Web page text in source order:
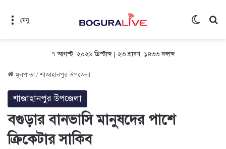
মেনু
৭ আগস্ট, ২০২৬ খ্রিস্টাব্দ| ২৩ শ্রাবণ, ১৪৩৩ বঙ্গাব্দ
মূলপাতা/শাজাহানপুর উপজেলা
শাজাহানপুর উপজেলা
বগুড়ার বানভাসি মানুষদের পাশে
ক্রিকেটার সাকিব